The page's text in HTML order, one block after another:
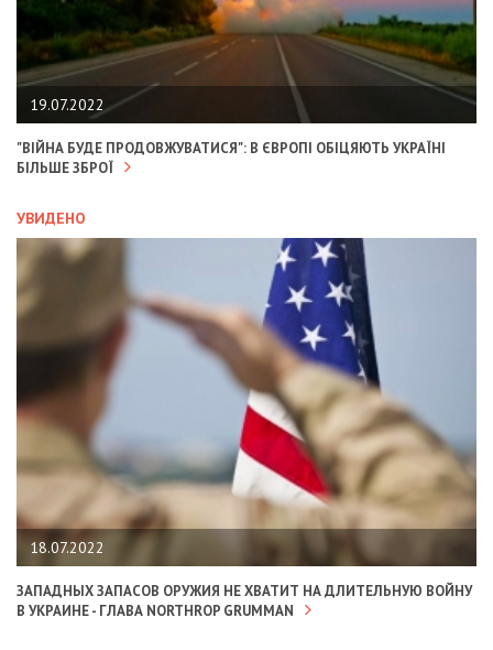
19.07.2022
"ВІЙНА БУДЕ ПРОДОВЖУВАТИСЯ": В ЄВРОПІ ОБІЦЯЮТЬ УКРАЇНІ
БІЛЬШЕ ЗБРОЇ
УВИДЕНО
18.07.2022
ЗАПАДНЫХ ЗАПАСОВ ОРУЖИЯ НЕ ХВАТИТ НА ДЛИТЕЛЬНУЮ ВОЙНУ
В УКРАИНЕ - ГЛАВА NORTHROP GRUMMAN